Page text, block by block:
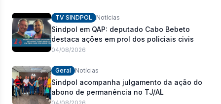
TV SINDPOL Notícias
Sindpol em QAP: deputado Cabo Bebeto
destaca ações em prol dos policiais civis
04/08/2026
Geral Notícias
Sindpol acompanha julgamento da ação do
abono de permanência no TJ/AL
04/08/2026